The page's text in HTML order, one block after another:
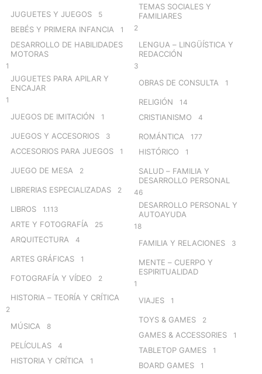
JUGUETES Y JUEGOS 5
BEBÉS Y PRIMERA INFANCIA 1
DESARROLLO DE HABILIDADES
MOTORAS
1
JUGUETES PARA APILAR Y
ENCAJAR
1
JUEGOS DE IMITACIÓN 1
JUEGOS Y ACCESORIOS 3
ACCESORIOS PARA JUEGOS 1
JUEGO DE MESA 2
LIBRERIAS ESPECIALIZADAS 2
LIBROS 1.113
ARTE Y FOTOGRAFÍA 25
ARQUITECTURA 4
ARTES GRÁFICAS 1
FOTOGRAFÍA Y VÍDEO 2
HISTORIA – TEORÍA Y CRÍTICA
2
MÚSICA 8
PELÍCULAS 4
HISTORIA Y CRÍTICA 1
TEMAS SOCIALES Y
FAMILIARES
2
LENGUA – LINGÜÍSTICA Y
REDACCIÓN
3
OBRAS DE CONSULTA 1
RELIGIÓN 14
CRISTIANISMO 4
ROMÁNTICA 177
HISTÓRICO 1
SALUD – FAMILIA Y
DESARROLLO PERSONAL
46
DESARROLLO PERSONAL Y
AUTOAYUDA
18
FAMILIA Y RELACIONES 3
MENTE – CUERPO Y
ESPIRITUALIDAD
1
VIAJES 1
TOYS & GAMES 2
GAMES & ACCESSORIES 1
TABLETOP GAMES 1
BOARD GAMES 1